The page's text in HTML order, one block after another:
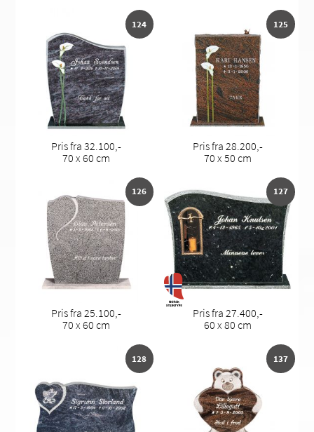
124
Pris fra 32.100,-
70 x 60 cm
125
Pris fra 28.200,-
70 x 50 cm
126
Pris fra 25.100,-
70 x 60 cm
127
Pris fra 27.400,-
60 x 80 cm
128 137